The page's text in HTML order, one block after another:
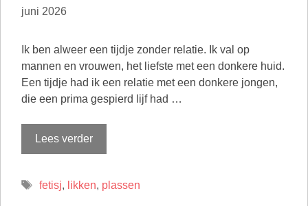
juni 2026
Ik ben alweer een tijdje zonder relatie. Ik val op
mannen en vrouwen, het liefste met een donkere huid.
Een tijdje had ik een relatie met een donkere jongen,
die een prima gespierd lijf had …
Lees verder
Tags
fetisj, likken, plassen